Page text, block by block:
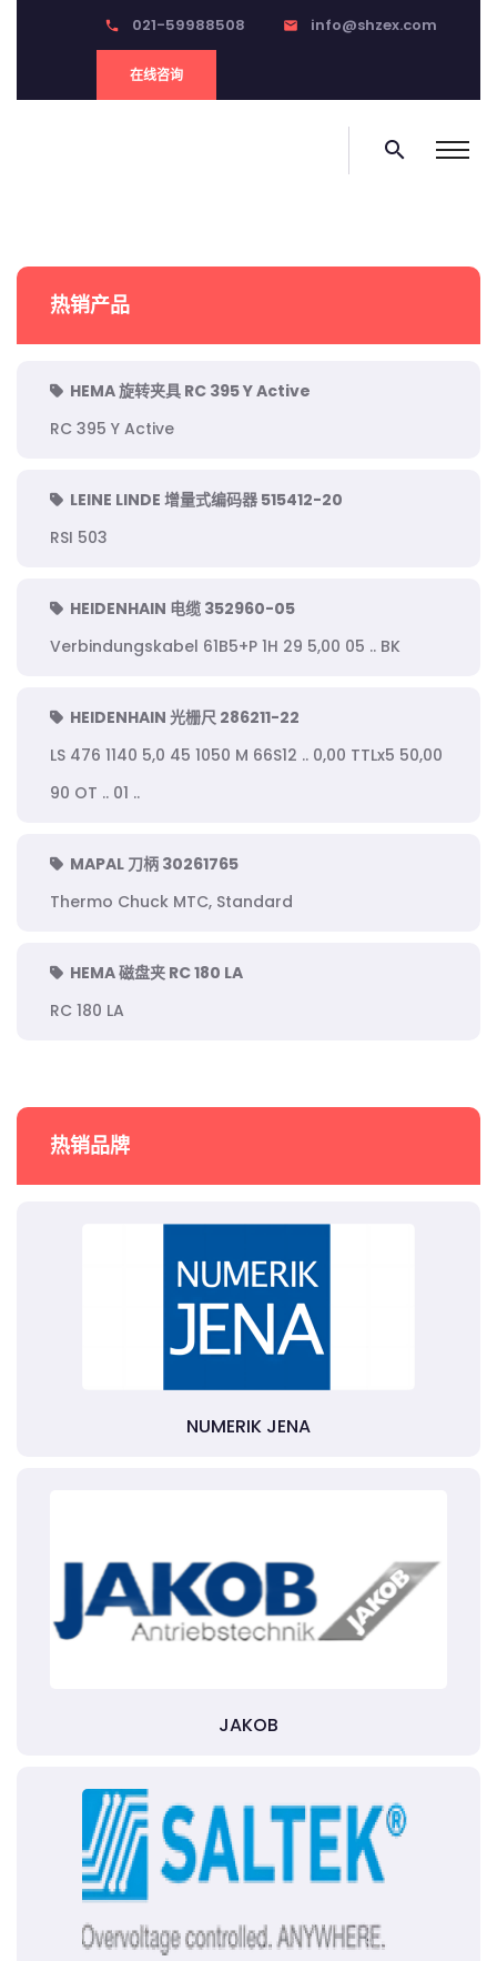
phone 021-59988508 email info@shzex.com
在线咨询
search
热销产品
HEMA 旋转夹具 RC 395 Y Active
RC 395 Y Active
LEINE LINDE 增量式编码器 515412-20
RSI 503
HEIDENHAIN 电缆 352960-05
Verbindungskabel 61B5+P 1H 29 5,00 05 .. BK
HEIDENHAIN 光栅尺 286211-22
LS 476 1140 5,0 45 1050 M 66S12 .. 0,00 TTLx5 50,00
90 OT .. 01 ..
MAPAL 刀柄 30261765
Thermo Chuck MTC, Standard
HEMA 磁盘夹 RC 180 LA
RC 180 LA
热销品牌
NUMERIK JENA
JAKOB